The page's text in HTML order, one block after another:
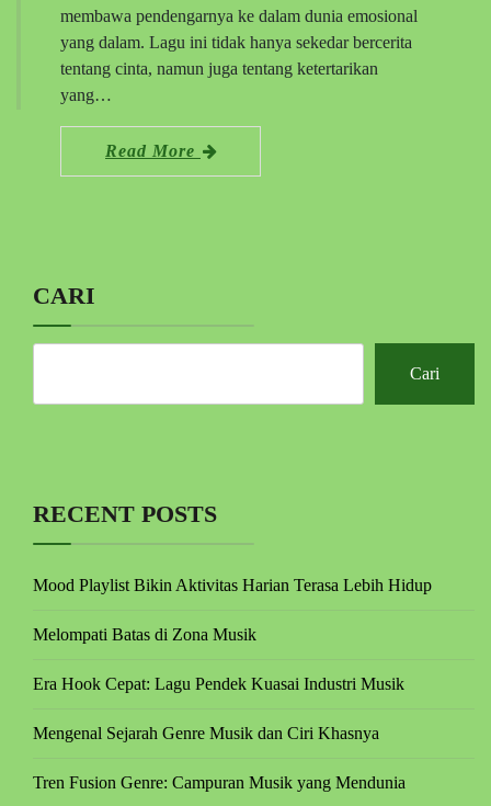
membawa pendengarnya ke dalam dunia emosional
yang dalam. Lagu ini tidak hanya sekedar bercerita
tentang cinta, namun juga tentang ketertarikan
yang…
Read More
CARI
Cari
RECENT POSTS
Mood Playlist Bikin Aktivitas Harian Terasa Lebih Hidup
Melompati Batas di Zona Musik
Era Hook Cepat: Lagu Pendek Kuasai Industri Musik
Mengenal Sejarah Genre Musik dan Ciri Khasnya
Tren Fusion Genre: Campuran Musik yang Mendunia